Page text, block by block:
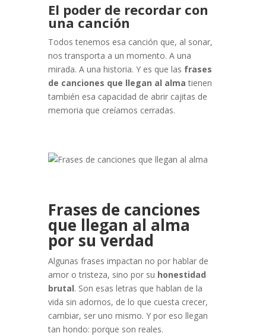
El poder de recordar con
una canción
Todos tenemos esa canción que, al sonar,
nos transporta a un momento. A una
mirada. A una historia. Y es que las frases
de canciones que llegan al alma tienen
también esa capacidad de abrir cajitas de
memoria que creíamos cerradas.
Frases de canciones
que llegan al alma
por su verdad
Algunas frases impactan no por hablar de
amor o tristeza, sino por su honestidad
brutal. Son esas letras que hablan de la
vida sin adornos, de lo que cuesta crecer,
cambiar, ser uno mismo. Y por eso llegan
tan hondo: porque son reales.